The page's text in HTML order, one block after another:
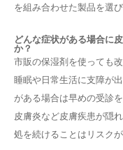
を組み合わせた製品を選び
どんな症状がある場合に
か？
市販の保湿剤を使っても
睡眠や日常生活に支障が
がある場合は早めの受診
皮膚炎など皮膚疾患が隠
処を続けることはリスクが